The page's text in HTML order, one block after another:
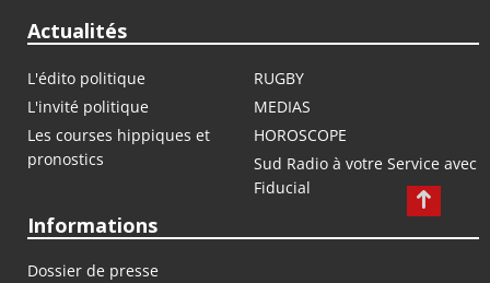
Actualités
L'édito politique
RUGBY
L'invité politique
MEDIAS
Les courses hippiques et
pronostics
HOROSCOPE
Sud Radio à votre Service avec
Fiducial
Informations
Dossier de presse